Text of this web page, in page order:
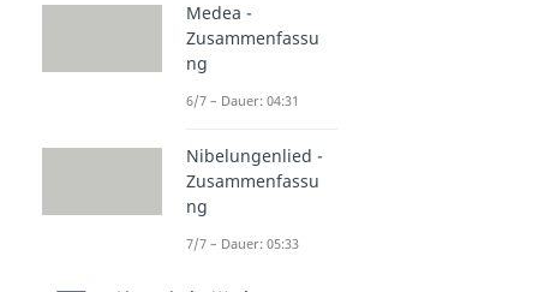
Medea -
Zusammenfassu
ng
6/7 – Dauer: 04:31
Nibelungenlied -
Zusammenfassu
ng
7/7 – Dauer: 05:33